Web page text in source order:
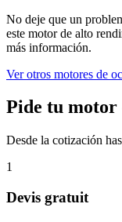
No deje que un
este motor de alto
más información.
Ver otros motores de
Pide tu motor
Desde la cotización
1
Devis gratuit